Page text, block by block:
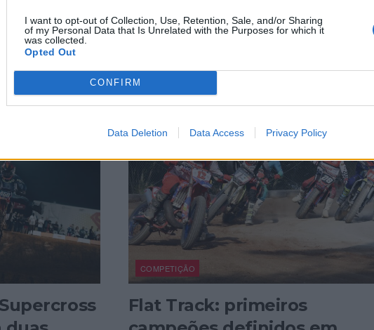
I want to opt-out of Collection, Use, Retention, Sale, and/or Sharing
of my Personal Data that Is Unrelated with the Purposes for which it
was collected.
Opted Out
CONFIRM
Data Deletion Data Access Privacy Policy
destaque
COMPETIÇÃO
Flat Track: primeiros